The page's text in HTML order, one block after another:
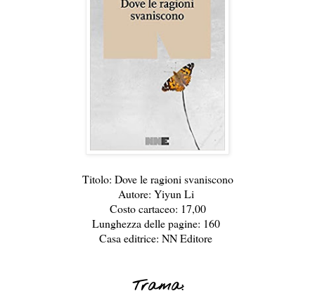
Titolo: Dove le ragioni svaniscono
Autore: Yiyun Li
Costo cartaceo: 17,00
Lunghezza delle pagine: 160
Casa editrice: NN Editore
Trama: